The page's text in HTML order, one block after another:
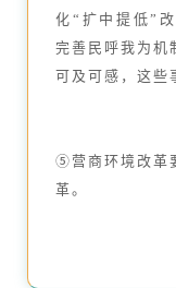
化“扩中提低”
完善民呼我为机
可及可感，这些
⑤营商环境改革
革。